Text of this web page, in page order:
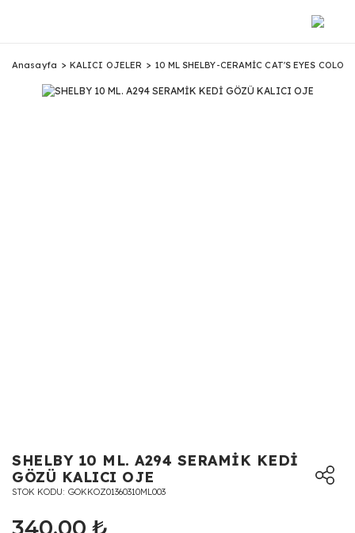
Anasayfa KALICI OJELER 10 ML SHELBY-CERAMİC CAT'S EYES COLOR
SHELBY 10 ML. A294 SERAMİK KEDİ
GÖZÜ KALICI OJE
STOK KODU GOKKOZ01360310ML003